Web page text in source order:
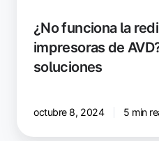
¿No funciona la
impresoras de
soluciones
octubre 8, 2024 5 min